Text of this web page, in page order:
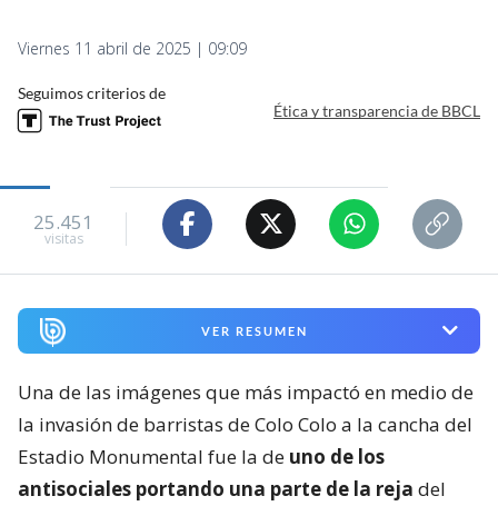
Viernes 11 abril de 2025 | 09:09
Seguimos criterios de
Ética y transparencia de BBCL
25.451
visitas
VER RESUMEN
Una de las imágenes que más impactó en medio de
la invasión de barristas de Colo Colo a la cancha del
Estadio Monumental fue la de uno de los
antisociales portando una parte de la reja del